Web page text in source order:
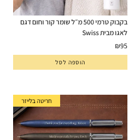
בקבוק טרמי 500 מ״ל שומר קור וחום דגם
לאגו מבית Swiss
₪95
הוספה לסל
חריטה בלייזר